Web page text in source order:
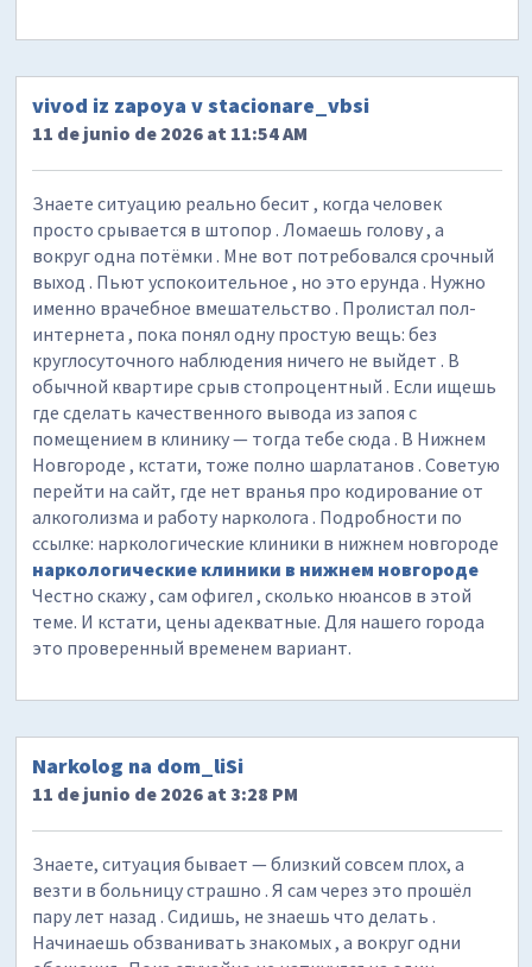
vivod iz zapoya v stacionare_vbsi
11 de junio de 2026 at 11:54 AM
Знаете ситуацию реально бесит , когда человек
просто срывается в штопор . Ломаешь голову , а
вокруг одна потёмки . Мне вот потребовался срочный
выход . Пьют успокоительное , но это ерунда . Нужно
именно врачебное вмешательство . Пролистал пол-
интернета , пока понял одну простую вещь: без
круглосуточного наблюдения ничего не выйдет . В
обычной квартире срыв стопроцентный . Если ищешь
где сделать качественного вывода из запоя с
помещением в клинику — тогда тебе сюда . В Нижнем
Новгороде , кстати, тоже полно шарлатанов . Советую
перейти на сайт, где нет вранья про кодирование от
алкоголизма и работу нарколога . Подробности по
ссылке: наркологические клиники в нижнем новгороде
наркологические клиники в нижнем новгороде
Честно скажу , сам офигел , сколько нюансов в этой
теме. И кстати, цены адекватные. Для нашего города
это проверенный временем вариант.
Narkolog na dom_liSi
11 de junio de 2026 at 3:28 PM
Знаете, ситуация бывает — близкий совсем плох, а
везти в больницу страшно . Я сам через это прошёл
пару лет назад . Сидишь, не знаешь что делать .
Начинаешь обзванивать знакомых , а вокруг одни